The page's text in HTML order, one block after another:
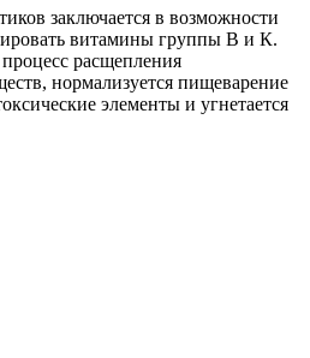
заключается в возможности
витамины группы В и К.
расщепления
нормализуется пищеварение
элементы и угнетается